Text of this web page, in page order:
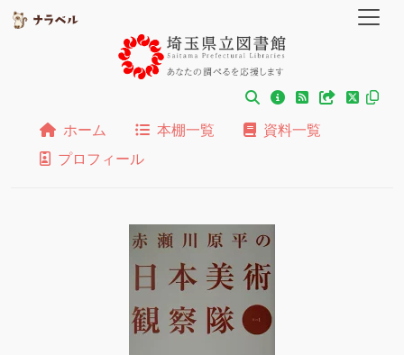
ホーム 本棚一覧
資料一覧
プロフィール